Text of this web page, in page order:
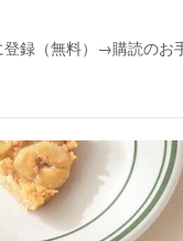
録（無料）→購読のお